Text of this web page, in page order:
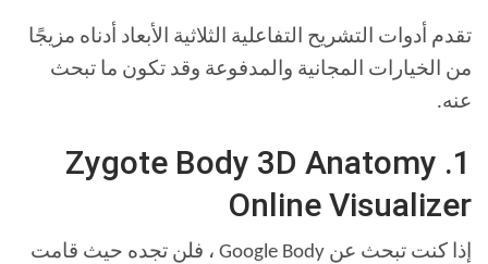
تقدم أدوات التشريح التفاعلية الثلاثية الأبعاد أدناه مزيجًا
من الخيارات المجانية والمدفوعة وقد تكون ما تبحث
عنه.
1. Zygote Body 3D Anatomy
Online Visualizer
إذا كنت تبحث عن Google Body ، فلن تجده حيث قامت